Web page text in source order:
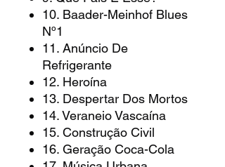
10. Baader-Meinhof Blues
Nº1
11. Anúncio De
Refrigerante
12. Heroína
13. Despertar Dos Mortos
14. Veraneio Vascaína
15. Construção Civil
16. Geração Coca-Cola